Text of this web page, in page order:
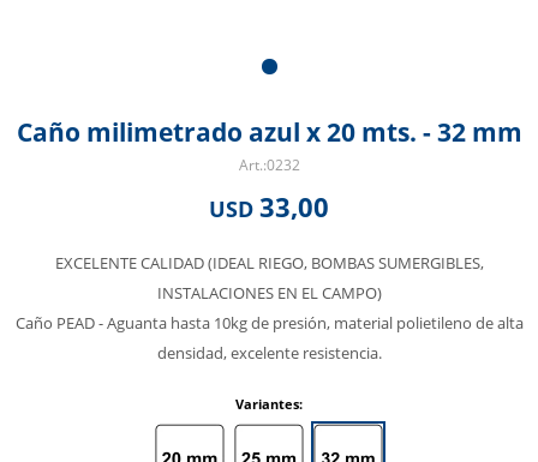
Caño milimetrado azul x 20 mts. - 32 mm
0232
USD 33,00
EXCELENTE CALIDAD (IDEAL RIEGO, BOMBAS SUMERGIBLES,
INSTALACIONES EN EL CAMPO)
Caño PEAD - Aguanta hasta 10kg de presión, material polietileno de alta
densidad, excelente resistencia.
Variantes: